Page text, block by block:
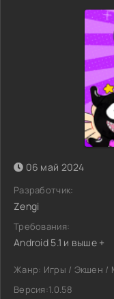
06 май 2024
Разработчик:
Zengi
Требования:
Android 5.1 и выше +
Жанр: Игры / Экшен
Версия:1.0.58